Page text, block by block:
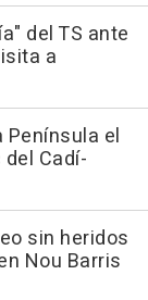
del TS ante
a
el
Cadí-
sin heridos
Nou Barris